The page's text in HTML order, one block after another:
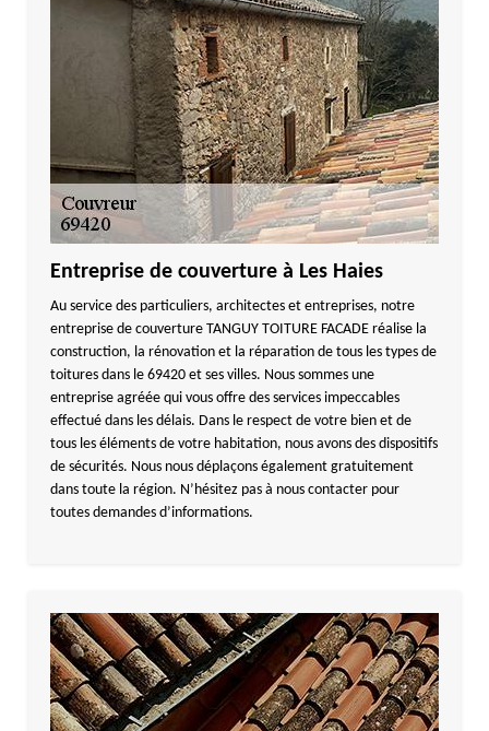
Entreprise de couverture à Les Haies
Au service des particuliers, architectes et entreprises, notre
entreprise de couverture TANGUY TOITURE FACADE réalise la
construction, la rénovation et la réparation de tous les types de
toitures dans le 69420 et ses villes. Nous sommes une
entreprise agréée qui vous offre des services impeccables
effectué dans les délais. Dans le respect de votre bien et de
tous les éléments de votre habitation, nous avons des dispositifs
de sécurités. Nous nous déplaçons également gratuitement
dans toute la région. N’hésitez pas à nous contacter pour
toutes demandes d’informations.